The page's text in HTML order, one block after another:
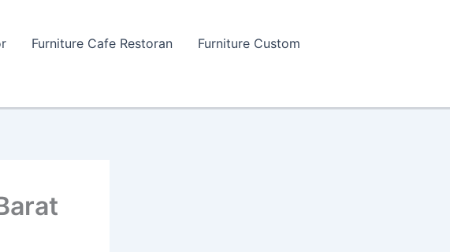
Furniture Cafe Restoran
Furniture Custom